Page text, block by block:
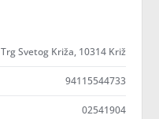
Trg Svetog Križa, 10314 Križ
94115544733
02541904